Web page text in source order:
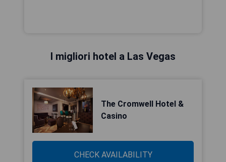
I migliori hotel a Las Vegas
The Cromwell Hotel &
Casino
CHECK AVAILABILITY